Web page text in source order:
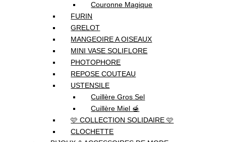
Couronne Magique
FURIN
GRELOT
MANGEOIRE A OISEAUX
MINI VASE SOLIFLORE
PHOTOPHORE
REPOSE COUTEAU
USTENSILE
Cuillère Gros Sel
Cuillère Miel 🍯
🩷 COLLECTION SOLIDAIRE 🩷
CLOCHETTE